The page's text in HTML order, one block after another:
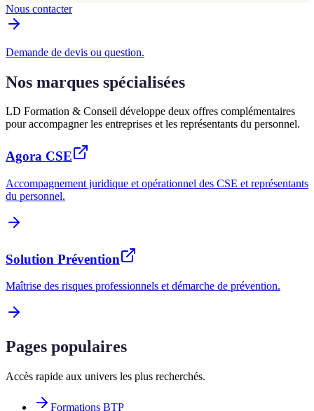
Nous contacter
Demande de devis ou question.
Nos marques spécialisées
LD Formation & Conseil développe deux offres complémentaires
pour accompagner les entreprises et les représentants du personnel.
Agora CSE
Accompagnement juridique et opérationnel des CSE et représentants
du personnel.
Solution Prévention
Maîtrise des risques professionnels et démarche de prévention.
Pages populaires
Accès rapide aux univers les plus recherchés.
Formations BTP